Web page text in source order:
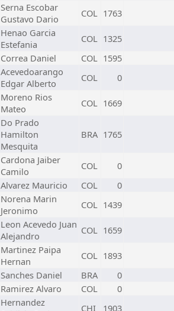
Serna Escobar
Gustavo Dario
COL 1763
Henao Garcia
Estefania
COL 1325
Correa Daniel COL 1595
Acevedoarango
Edgar Alberto
COL 0
Moreno Rios
Mateo
COL 1669
Do Prado
Hamilton
Mesquita
BRA 1765
Cardona Jaiber
Camilo
COL
0
Alvarez Mauricio COL
0
Norena Marin
Jeronimo
COL 1439
Leon Acevedo Juan
Alejandro
COL 1659
Martinez Paipa
Hernan
COL 1893
Sanches Daniel BRA
0
Ramirez Alvaro COL
0
Hernandez
CHI
1903